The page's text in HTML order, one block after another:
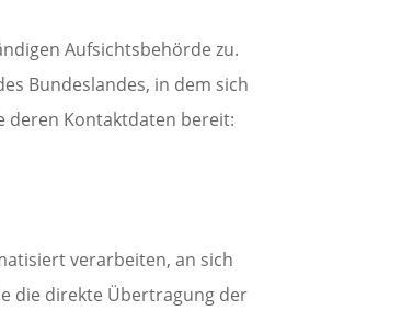
Aufsichtsbehörde zu.
Bundeslandes, in dem sich
deren Kontaktdaten bereit:
verarbeiten, an sich
die direkte Übertragung der